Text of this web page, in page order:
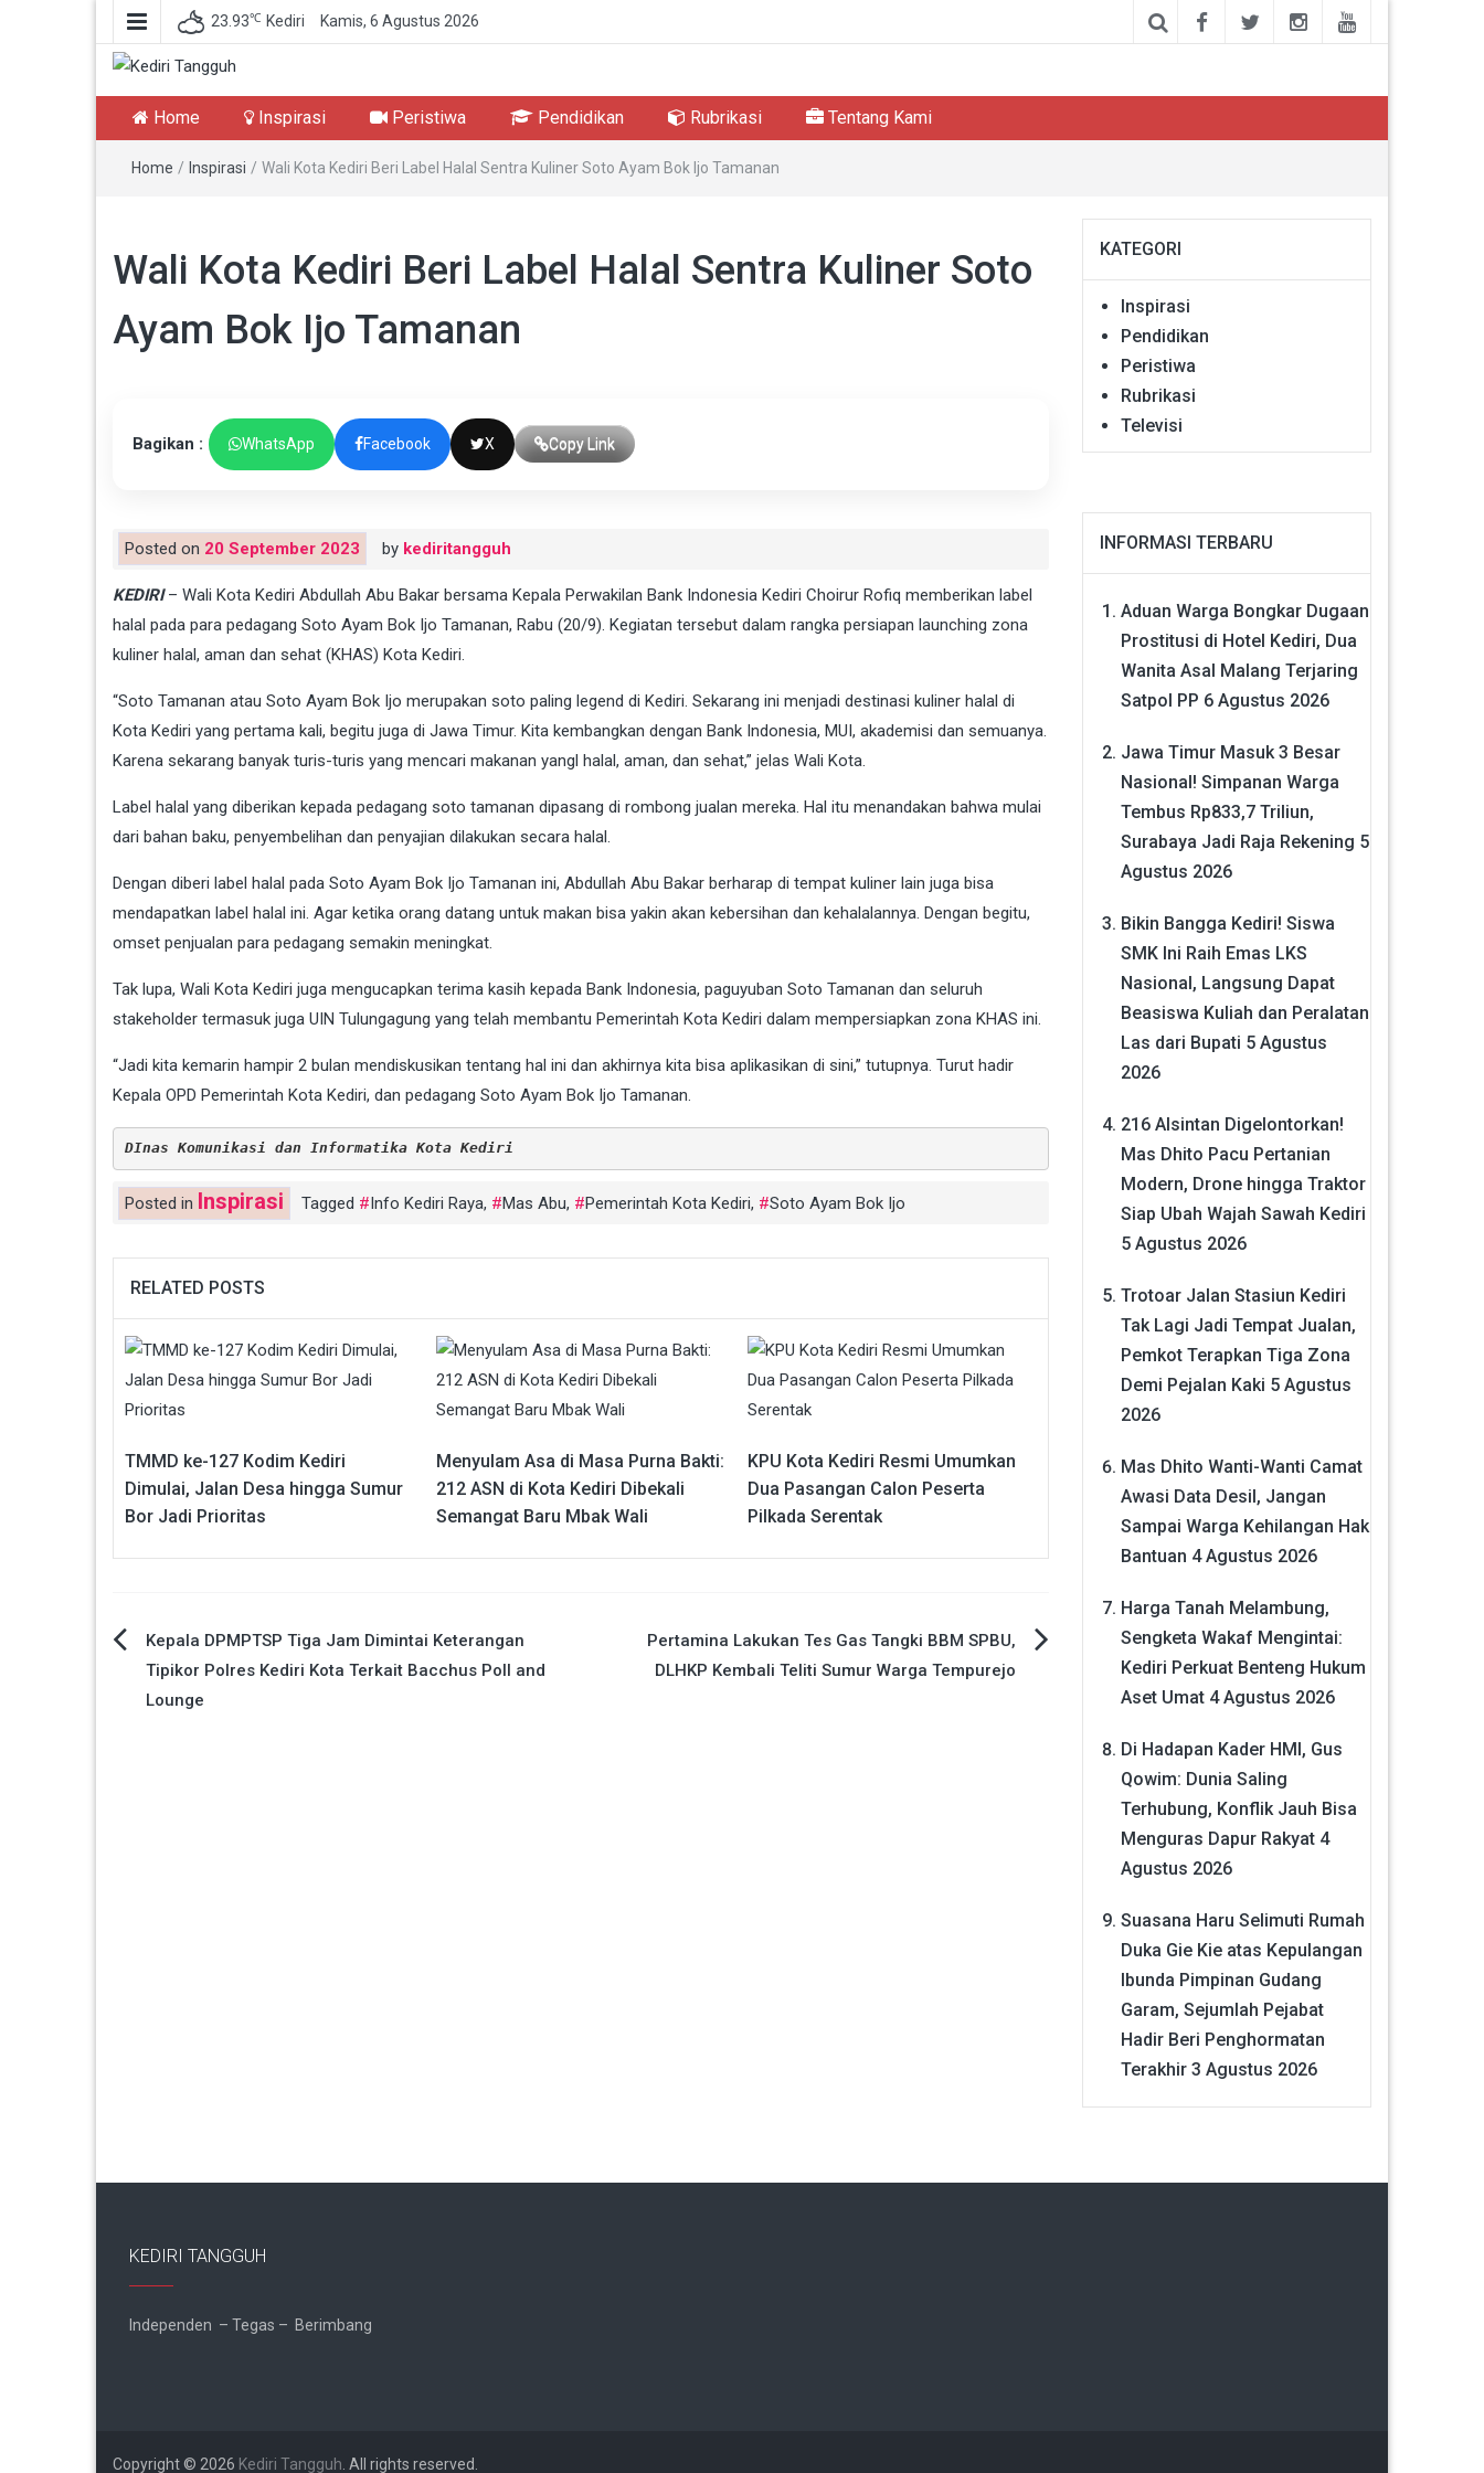
23.93℃ Kediri Kamis, 6 Agustus 2026
Kediri Tangguh
Berita Akurat Terpercaya
Home Inspirasi Peristiwa Pendidikan Rubrikasi Tentang Kami
Home / Inspirasi / Wali Kota Kediri Beri Label Halal Sentra Kuliner Soto Ayam Bok Ijo Tamanan
Wali Kota Kediri Beri Label Halal Sentra Kuliner Soto
Ayam Bok Ijo Tamanan
Bagikan : WhatsApp Facebook X Copy Link
Posted on 20 September 2023 by kediritangguh
KEDIRI– Wali Kota Kediri Abdullah Abu Bakar bersama Kepala Perwakilan Bank Indonesia Kediri Choirur Rofiq memberikan label
halal pada para pedagang Soto Ayam Bok Ijo Tamanan, Rabu (20/9). Kegiatan tersebut dalam rangka persiapan launching zona
kuliner halal, aman dan sehat (KHAS) Kota Kediri.
“Soto Tamanan atau Soto Ayam Bok Ijo merupakan soto paling legend di Kediri. Sekarang ini menjadi destinasi kuliner halal di
Kota Kediri yang pertama kali, begitu juga di Jawa Timur. Kita kembangkan dengan Bank Indonesia, MUI, akademisi dan semuanya.
Karena sekarang banyak turis-turis yang mencari makanan yangl halal, aman, dan sehat,” jelas Wali Kota.
Label halal yang diberikan kepada pedagang soto tamanan dipasang di rombong jualan mereka. Hal itu menandakan bahwa mulai
dari bahan baku, penyembelihan dan penyajian dilakukan secara halal.
Dengan diberi label halal pada Soto Ayam Bok Ijo Tamanan ini, Abdullah Abu Bakar berharap di tempat kuliner lain juga bisa
mendapatkan label halal ini. Agar ketika orang datang untuk makan bisa yakin akan kebersihan dan kehalalannya. Dengan begitu,
omset penjualan para pedagang semakin meningkat.
Tak lupa, Wali Kota Kediri juga mengucapkan terima kasih kepada Bank Indonesia, paguyuban Soto Tamanan dan seluruh
stakeholder termasuk juga UIN Tulungagung yang telah membantu Pemerintah Kota Kediri dalam mempersiapkan zona KHAS ini.
“Jadi kita kemarin hampir 2 bulan mendiskusikan tentang hal ini dan akhirnya kita bisa aplikasikan di sini,” tutupnya. Turut hadir
Kepala OPD Pemerintah Kota Kediri, dan pedagang Soto Ayam Bok Ijo Tamanan.
DInas Komunikasi dan Informatika Kota Kediri
Posted in Inspirasi Tagged Info Kediri Raya, Mas Abu, Pemerintah Kota Kediri, Soto Ayam Bok Ijo
RELATED POSTS
TMMD ke-127 Kodim Kediri
Dimulai, Jalan Desa hingga Sumur
Bor Jadi Prioritas
Menyulam Asa di Masa Purna Bakti:
212 ASN di Kota Kediri Dibekali
Semangat Baru Mbak Wali
KPU Kota Kediri Resmi Umumkan
Dua Pasangan Calon Peserta
Pilkada Serentak
Navigasi
pos
Kepala DPMPTSP Tiga Jam Dimintai Keterangan
Tipikor Polres Kediri Kota Terkait Bacchus Poll and
Lounge
Pertamina Lakukan Tes Gas Tangki BBM SPBU,
DLHKP Kembali Teliti Sumur Warga Tempurejo
KATEGORI
Inspirasi
Pendidikan
Peristiwa
Rubrikasi
Televisi
INFORMASI TERBARU
Aduan Warga Bongkar Dugaan
Prostitusi di Hotel Kediri, Dua
Wanita Asal Malang Terjaring
Satpol PP 6 Agustus 2026
Jawa Timur Masuk 3 Besar
Nasional! Simpanan Warga
Tembus Rp833,7 Triliun,
Surabaya Jadi Raja Rekening 5
Agustus 2026
Bikin Bangga Kediri! Siswa
SMK Ini Raih Emas LKS
Nasional, Langsung Dapat
Beasiswa Kuliah dan Peralatan
Las dari Bupati 5 Agustus
2026
216 Alsintan Digelontorkan!
Mas Dhito Pacu Pertanian
Modern, Drone hingga Traktor
Siap Ubah Wajah Sawah Kediri
5 Agustus 2026
Trotoar Jalan Stasiun Kediri
Tak Lagi Jadi Tempat Jualan,
Pemkot Terapkan Tiga Zona
Demi Pejalan Kaki 5 Agustus
2026
Mas Dhito Wanti-Wanti Camat
Awasi Data Desil, Jangan
Sampai Warga Kehilangan Hak
Bantuan 4 Agustus 2026
Harga Tanah Melambung,
Sengketa Wakaf Mengintai:
Kediri Perkuat Benteng Hukum
Aset Umat 4 Agustus 2026
Di Hadapan Kader HMI, Gus
Qowim: Dunia Saling
Terhubung, Konflik Jauh Bisa
Menguras Dapur Rakyat 4
Agustus 2026
Suasana Haru Selimuti Rumah
Duka Gie Kie atas Kepulangan
Ibunda Pimpinan Gudang
Garam, Sejumlah Pejabat
Hadir Beri Penghormatan
Terakhir 3 Agustus 2026
KEDIRI TANGGUH
Independen – Tegas – Berimbang
Copyright © 2026 Kediri Tangguh . All rights reserved.